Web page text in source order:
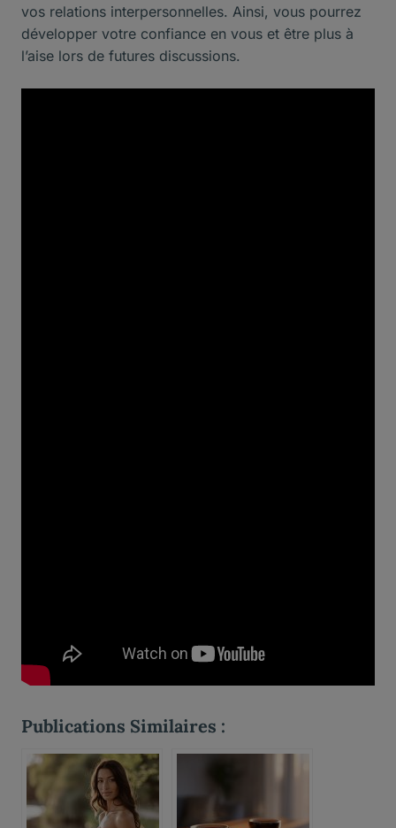
vos relations interpersonnelles. Ainsi, vous pourrez
développer votre confiance en vous et être plus à
l’aise lors de futures discussions.
Publications Similaires :